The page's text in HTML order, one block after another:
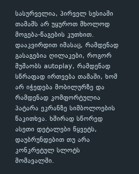
სასურველია, პირველ სესიაში
თამაშს არ უყუროთ მხოლოდ
მოგება-წაგების კუთხით.
დააკვირდით იმასაც, რამდენად
გასაგებია ღილაკები, როგორ
მუშაობს autoplay, რამდენად
სწრაფად ირთვება თამაში, ხომ
არ იჭედება მობილურზე და
რამდენად კომფორტულია
პატარა ეკრანზე სიმბოლოების
წაკითხვა. ხშირად სწორედ
ასეთი დეტალები წყვეტს,
დაუბრუნდებით თუ არა
კონკრეტულ სლოტს
მომავალში.